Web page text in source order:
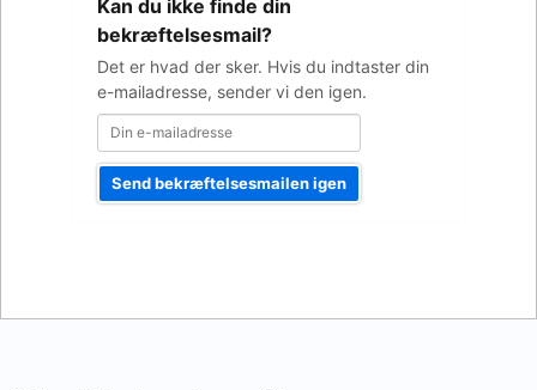
Kan du ikke finde din
bekræftelsesmail?
Det er hvad der sker. Hvis du indtaster din
e-mailadresse, sender vi den igen.
mailadresse
Send bekræftelsesmailen igen